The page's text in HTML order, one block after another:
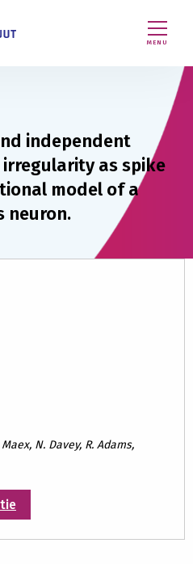
MENU
independent
as spike
model of a
neuron.
N. Davey, R. Adams,